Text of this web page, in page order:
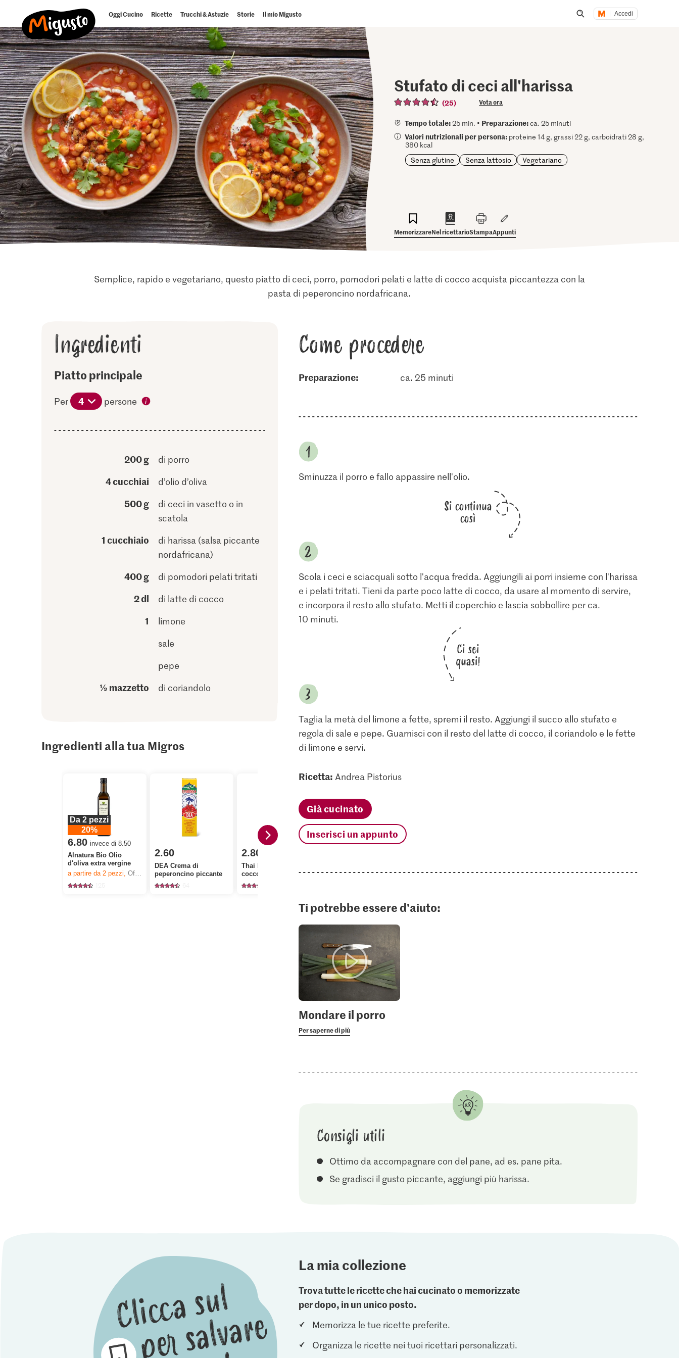
Oggi Cucino Ricette Trucchi & Astuzie Storie Il mio Migusto Accedi
Stufato di ceci all'harissa
(25) Vota ora
Tempo totale:25 min. • Preparazione:ca. 25 minuti
Valori nutrizionali per persona: proteine 14 g, grassi 22 g, carboidrati 28 g,
380 kcal
Senza glutine
Senza lattosio Vegetariano
MemorizzareNel ricettarioStampaAppunti
Semplice, rapido e vegetariano, questo piatto di ceci, porro, pomodori pelati e latte di cocco acquista piccantezza con la
pasta di peperoncino nordafricana.
Ingredienti
Piatto principale
Per 4 persone
200 g di porro
4 cucchiai d’olio d’oliva
500 g
di ceci in vasetto o in
scatola
1 cucchiaio
di harissa (salsa piccante
nordafricana)
400 g di pomodori pelati tritati
2 dl di latte di cocco
1
limone
sale
pepe
½ mazzetto di coriandolo
Ingredienti alla tua Migros
Da 2 pezzi
20%
6.80 invece di 8.50
Alnatura Bio Olio
d'oliva extra vergine
a partire da 2pezzi,Offerta valida solo dal 6.8 al 12.8.2026, fino a esaurimento dello stock.
2.60
DEA Crema di
peperoncino piccante
2.80
Thai Kitchen Latte di
cocco
Alnatura Bio Ceci Migros Coriandolo
fluorato
Confezione di ricarica
Come procedere
Preparazione: ca. 25 minuti
Sminuzza il porro e fallo appassire nell'olio.
Si continua
così
Scola i ceci e sciacquali sotto l'acqua fredda. Aggiungili ai porri insieme con l'harissa
e i pelati tritati. Tieni da parte poco latte di cocco, da usare al momento di servire,
e incorpora il resto allo stufato. Metti il coperchio e lascia sobbollire per ca.
10 minuti.
Ci sei
quasi!
Taglia la metà del limone a fette, spremi il resto. Aggiungi il succo allo stufato e
regola di sale e pepe. Guarnisci con il resto del latte di cocco, il coriandolo e le fette
di limone e servi.
Ricetta: Andrea Pistorius
Già cucinato
Inserisci un appunto
Ti potrebbe essere d'aiuto:
Mondare il porro
Per saperne di più
Consigli utili
Ottimo da accompagnare con del pane, ad es. pane pita.
Se gradisci il gusto piccante, aggiungi più harissa.
La mia collezione
Trova tutte le ricette che hai cucinato o memorizzate
per dopo, in un unico posto.
Memorizza le tue ricette preferite.
Organizza le ricette nei tuoi ricettari personalizzati.